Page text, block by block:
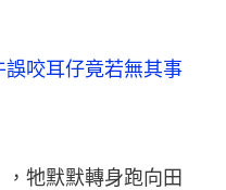
誤咬耳仔竟若無其事
牠默默轉身跑向田